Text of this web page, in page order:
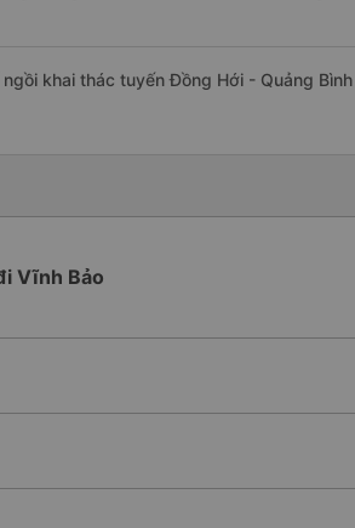
khai thác tuyến Đồng Hới - Quảng
Vĩnh Bảo